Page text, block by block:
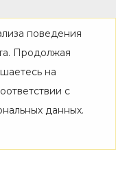
поведения
Продолжая
на
с
данных.